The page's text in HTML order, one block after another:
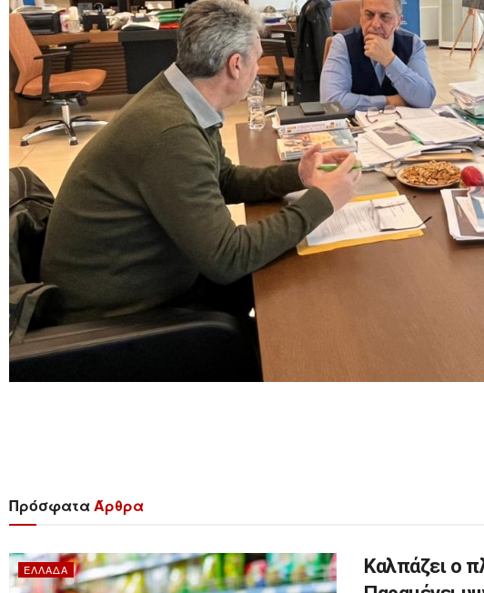
ΠρόσφαταΆρθρα
ΕΛΛΆΔΑ
Καλπάζει ο